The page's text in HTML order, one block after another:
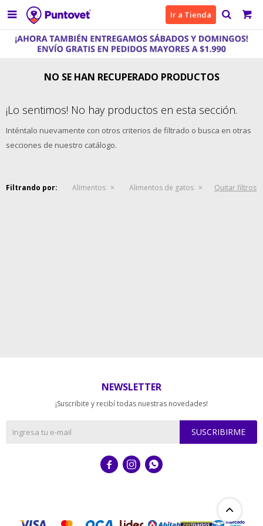
 Ir a Tienda
NO SE HAN RECUPERADO PRODUCTOS
¡Lo sentimos! No hay productos en esta sección.
Inténtalo nuevamente con otros criterios de filtrado o busca en otras
secciones de nuestro catálogo.
Filtrando por: Alimentos Alimentos de gatos Quitar filtros
NEWSLETTER
¡Suscribite y recibí todas nuestras novedades!
SUSCRIBIRME
  